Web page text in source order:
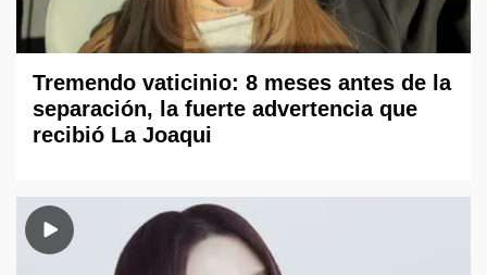
Tremendo vaticinio: 8 meses antes de la
separación, la fuerte advertencia que
recibió La Joaqui